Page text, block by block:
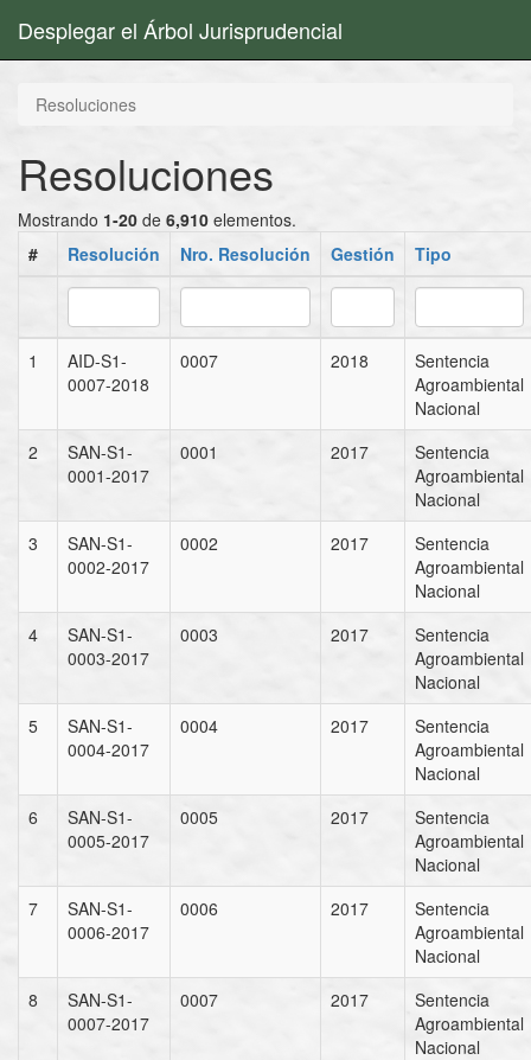
Desplegar el Árbol Jurisprudencial
Resoluciones
Resoluciones
Mostrando 1-20 de 6,910 elementos.
#
Resolución Nro. Resolución Gestión Tipo
1
AID-S1-
0007-2018
0007 2018
Sentencia
Agroambiental
Nacional
2
SAN-S1-
0001-2017
0001 2017
Sentencia
Agroambiental
Nacional
3
SAN-S1-
0002-2017
0002 2017
Sentencia
Agroambiental
Nacional
4
SAN-S1-
0003-2017
0003 2017
Sentencia
Agroambiental
Nacional
5
SAN-S1-
0004-2017
0004 2017
Sentencia
Agroambiental
Nacional
6
SAN-S1-
0005-2017
0005 2017
Sentencia
Agroambiental
Nacional
7
SAN-S1-
0006-2017
0006 2017
Sentencia
Agroambiental
Nacional
8
SAN-S1-
0007-2017
0007 2017
Sentencia
Agroambiental
Nacional